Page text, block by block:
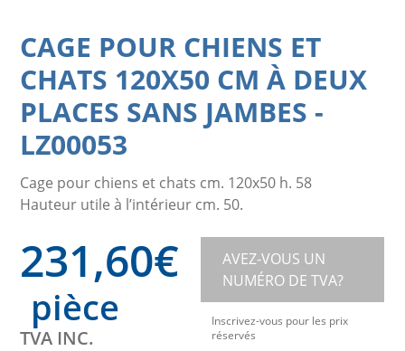
CAGE POUR CHIENS ET
CHATS 120X50 CM À DEUX
PLACES SANS JAMBES -
LZ00053
Cage pour chiens et chats cm. 120x50 h. 58
Hauteur utile à l’intérieur cm. 50.
231,60€
pièce
TVA INC.
AVEZ-VOUS UN
NUMÉRO DE TVA?
Inscrivez-vous pour les prix
réservés